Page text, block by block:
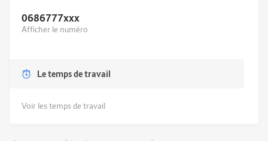
0686777xxx
Afficher le numéro
Le temps de travail
Voir les temps de travail